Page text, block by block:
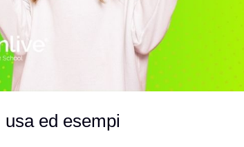
ed esempi